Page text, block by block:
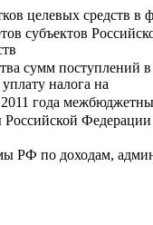
целевых средств
субъектов
сумм
налога на
года
Федерации
РФ по доходам,